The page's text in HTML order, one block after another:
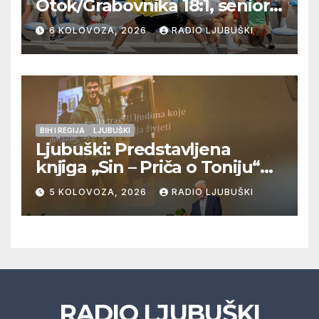
Otok/Grabovnika 18:1, seniori
Pregrađa u četvrtfinalu,
Veljaci i Cerno/Crnopod u
doigravanju, Grljevići završili
natjecanje
6 KOLOVOZA, 2026 RADIO LJUBUŠKI
BIH I REGIJA LJUBUŠKI
Ljubuški: Predstavljena
knjiga „Sin – Priča o Toniju“
dr. sc. Zdenka Hercega
5 KOLOVOZA, 2026 RADIO LJUBUŠKI